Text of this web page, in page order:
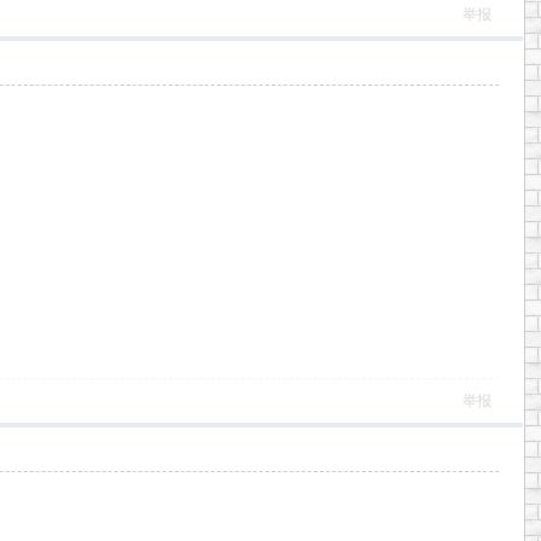
举报
举报